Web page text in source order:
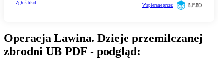
Operacja Lawina. Dzieje przemilczanej
zbrodni UB PDF - podgląd: